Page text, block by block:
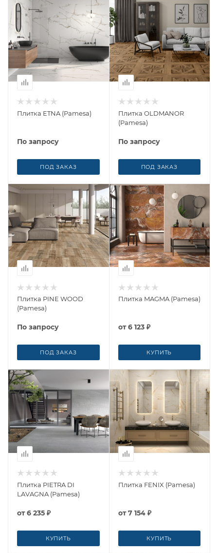
Плитка ETNA (Pamesa)
По запросу
ПОД ЗАКАЗ
Плитка OLDMANOR
(Pamesa)
По запросу
ПОД ЗАКАЗ
Плитка PINE WOOD
(Pamesa)
По запросу
ПОД ЗАКАЗ
Плитка MAGMA (Pamesa)
от6 123 ₽
КУПИТЬ
Плитка PIETRA DI
LAVAGNA (Pamesa)
от6 235 ₽
КУПИТЬ
Плитка FENIX (Pamesa)
от7 154 ₽
КУПИТЬ